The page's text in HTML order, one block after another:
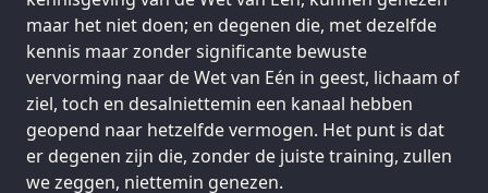
maar het niet doen; en degenen die, met dezelfde
kennis maar zonder significante bewuste
vervorming naar de Wet van Eén in geest, lichaam of
ziel, toch en desalniettemin een kanaal hebben
geopend naar hetzelfde vermogen. Het punt is dat
er degenen zijn die, zonder de juiste training, zullen
we zeggen, niettemin genezen.